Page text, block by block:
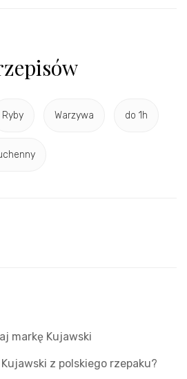
Ryby Warzywa do 1h
markę Kujawski
z polskiego rzepaku?